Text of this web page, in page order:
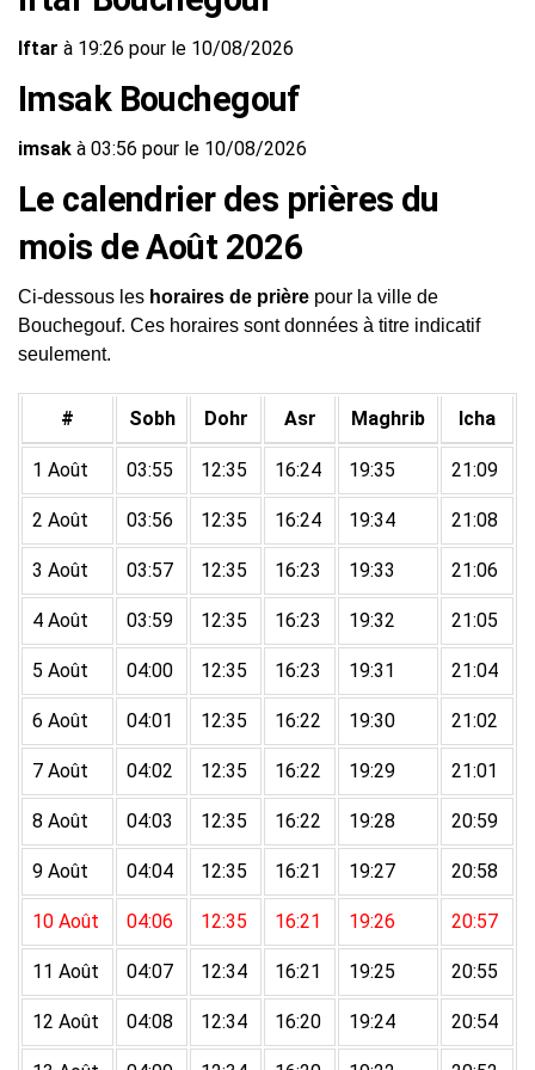
Iftar à 19:26 pour le 10/08/2026
Imsak Bouchegouf
imsak à 03:56 pour le 10/08/2026
Le calendrier des prières du
mois de Août 2026
Ci-dessous les horaires de prière pour la ville de
Bouchegouf. Ces horaires sont données à titre indicatif
seulement.
# Sobh Dohr Asr Maghrib Icha
1 Août 03:55 12:35 16:24 19:35 21:09
2 Août 03:56 12:35 16:24 19:34 21:08
3 Août 03:57 12:35 16:23 19:33 21:06
4 Août 03:59 12:35 16:23 19:32 21:05
5 Août 04:00 12:35 16:23 19:31 21:04
6 Août 04:01 12:35 16:22 19:30 21:02
7 Août 04:02 12:35 16:22 19:29 21:01
8 Août 04:03 12:35 16:22 19:28 20:59
9 Août 04:04 12:35 16:21 19:27 20:58
10 Août 04:06 12:35 16:21 19:26 20:57
11 Août 04:07 12:34 16:21 19:25 20:55
12 Août 04:08 12:34 16:20 19:24 20:54